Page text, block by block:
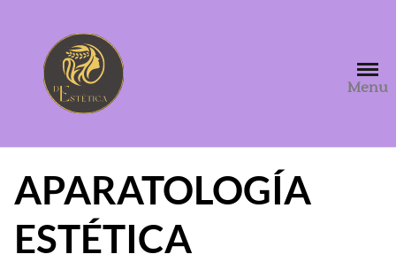
contenido
Menu
APARATOLOGÍA
ESTÉTICA